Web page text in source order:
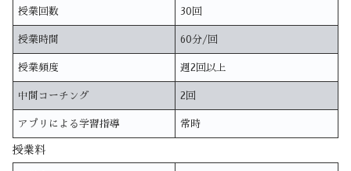
授業回数 30回
授業時間 60分/回
授業頻度 週2回以上
中間コーチング 2回
アプリによる学習指導 常時
授業料